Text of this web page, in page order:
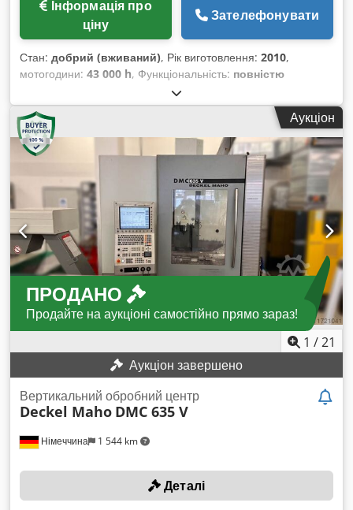
ціну
Зателефонувати
Стан: добрий (вживаний), Рік виготовлення: 2010,
мотогодини: 43 000 h, Функціональність: повністю
, відстань переміщення по осі X:
відстань переміщення по осі Y:510 мм, відстань
переміщення осі Z:
, максимальна швидкість
обертання:14 000 об/хв, кількість слотів у магазині
інструментів:
60, Обладнання:обертальна швидкість
безступінчасто регульована, стружковий транспортер,
Машина оснащена двома палетами. Система керування —
Siemens. Шпиндель був замінений безпосередньо сервісом
DMG — новий шпиндель має приблизно 500 годин
напрацювання. Credpjv Acpbefx Amgjf
Аукціон
ПРОДАНО
Продайте на аукціоні самостійно прямо зараз!
1 /21
Аукціон завершено
Німеччина 1 544 km
Вертикальний обробний центр
Deckel Maho DMC 635 V
Деталі